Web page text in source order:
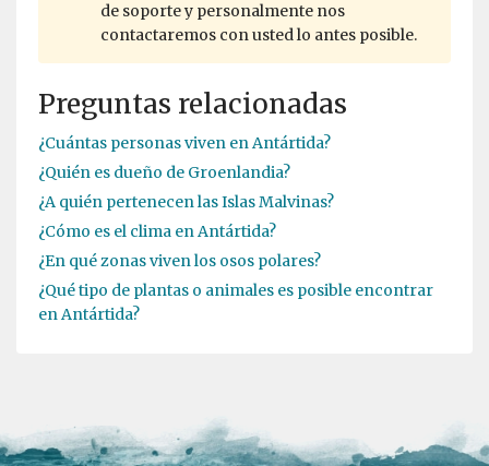
de soporte y personalmente nos
contactaremos con usted lo antes posible.
Preguntas relacionadas
¿Cuántas personas viven en Antártida?
¿Quién es dueño de Groenlandia?
¿A quién pertenecen las Islas Malvinas?
¿Cómo es el clima en Antártida?
¿En qué zonas viven los osos polares?
¿Qué tipo de plantas o animales es posible encontrar
en Antártida?